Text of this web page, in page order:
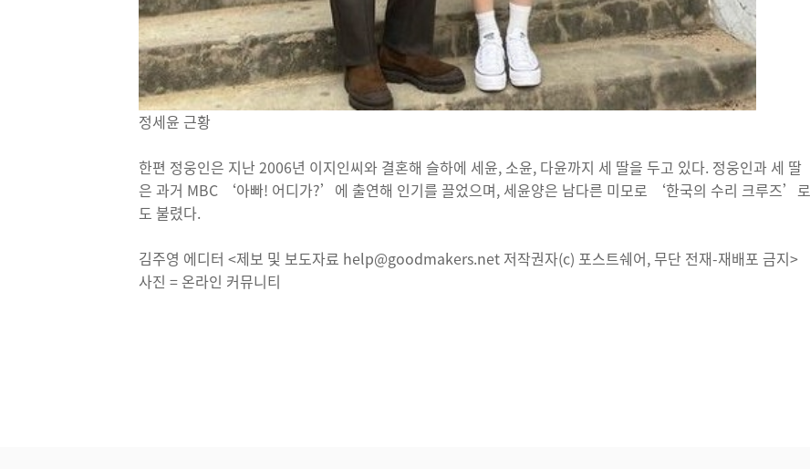
정세윤 근황
한편 정웅인은 지난 2006년 이지인씨와 결혼해 슬하에 세윤, 소윤, 다윤까지 세 딸을 두고 있다. 정웅인과 세 딸
은 과거 MBC ‘아빠! 어디가?’에 출연해 인기를 끌었으며, 세윤양은 남다른 미모로 ‘한국의 수리 크루즈’로
도 불렸다.
김주영 에디터 <제보 및 보도자료 help@goodmakers.net 저작권자(c) 포스트쉐어, 무단 전재-재배포 금지>
사진 = 온라인 커뮤니티